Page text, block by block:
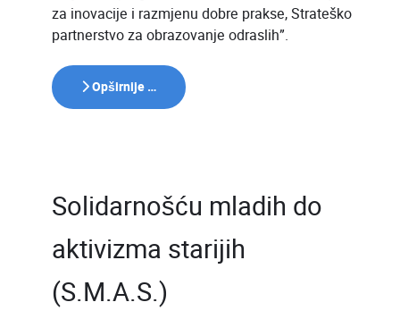
za inovacije i razmjenu dobre prakse, Strateško
partnerstvo za obrazovanje odraslih”.
Opširnije …
Solidarnošću mladih do
aktivizma starijih
(S.M.A.S.)